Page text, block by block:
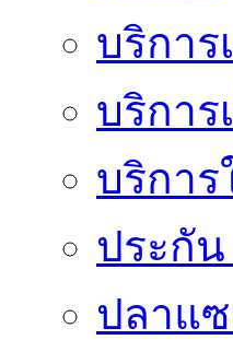
บริการ
บริการ
บริการ
ประกั
ปลาแ